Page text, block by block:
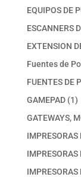
EQUIPOS DE
ESCANNERS
EXTENSION
Fuentes de
FUENTES DE
GAMEPAD 11
GATEWAYS,
IMPRESORAS
IMPRESORAS
IMPRESORAS